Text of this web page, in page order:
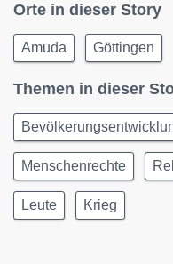
Orte in dieser Story
Amuda Göttingen
Themen in dieser
Menschenrechte
Leute Krieg